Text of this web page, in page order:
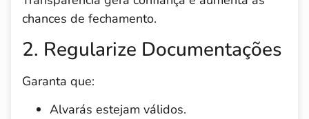
chances de fechamento.
2. Regularize Documentações
Garanta que:
Alvarás estejam válidos.